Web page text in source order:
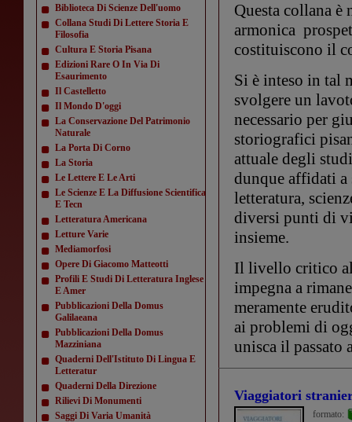
Biblioteca Di Scienze Dell'uomo
Collana Studi Di Lettere Storia E
Filosofia
Cultura E Storia Pisana
Edizioni Rare O In Via Di
Esaurimento
Il Castelletto
Il Mondo D'oggi
La Conservazione Del Patrimonio
Naturale
La Porta Di Corno
La Storia
Le Lettere E Le Arti
Le Scienze E La Diffusione Scientifica
E Tecn
Letteratura Americana
Letture Varie
Mediamorfosi
Opere Di Giacomo Matteotti
Profili E Studi Di Letteratura Inglese
E Amer
Pubblicazioni Della Domus
Galilaeana
Pubblicazioni Della Domus
Mazziniana
Quaderni Dell'Istituto Di Lingua E
Letteratur
Quaderni Della Direzione
Rilievi Di Monumenti
Saggi Di Varia Umanità
Questa collana è
armonica
costituiscono il
Si è inteso in tal
svolgere un
necessario per
storiografici
attuale degli
dunque affidati
letteratura,
diversi punti di
insieme.
Il livello critico al
impegna a
meramente
ai problemi di
unisca il passato
Viaggiatori
formato: